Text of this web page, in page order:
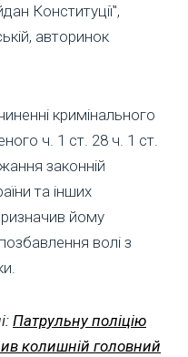
Конституції",
авторинок
кримінального
ч. 1 ст. 28 ч. 1 ст.
законній
та інших
йому
волі з
Патрульну поліцію
колишній головний